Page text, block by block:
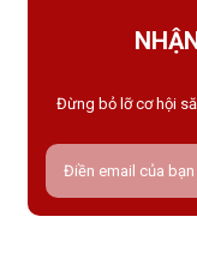
Đừng bỏ lỡ cơ hội